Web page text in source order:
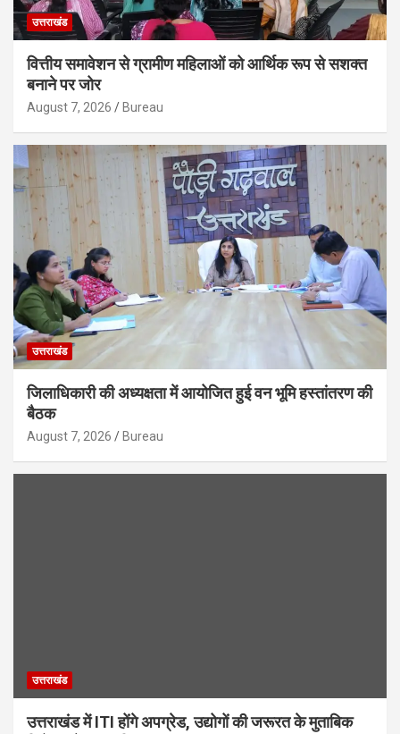
उत्तराखंड
वित्तीय समावेशन से ग्रामीण महिलाओं को आर्थिक रूप से सशक्त
बनाने पर जोर
August 7, 2026 Bureau
उत्तराखंड
जिलाधिकारी की अध्यक्षता में आयोजित हुई वन भूमि हस्तांतरण की
बैठक
August 7, 2026 Bureau
उत्तराखंड
उत्तराखंड में ITI होंगे अपग्रेड, उद्योगों की जरूरत के मुताबिक